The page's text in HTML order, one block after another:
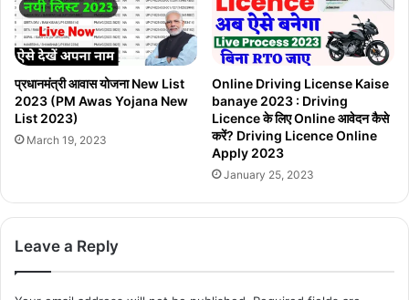
प्रधानमंत्री आवास योजना New List
2023 (PM Awas Yojana New
List 2023)
March 19, 2023
Online Driving License Kaise
banaye 2023 : Driving
Licence के लिए Online आवेदन कैसे
करें? Driving Licence Online
Apply 2023
January 25, 2023
Leave a Reply